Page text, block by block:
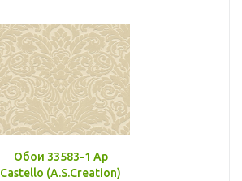
Обои 33583-1 Ap
Castello (A.S.Creation)